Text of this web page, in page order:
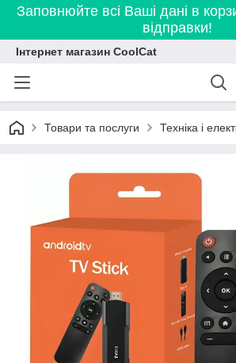
Заповнюйте всі Ваші дані в
відправки!
Інтернет магазин CoolCat
Товари та послуги Техніка і